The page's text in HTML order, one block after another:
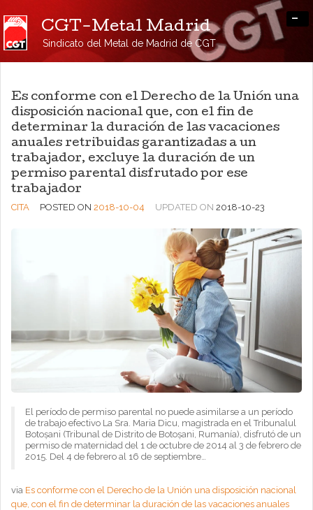
CGT-Metal Madrid
Sindicato del Metal de Madrid de CGT
-
Es conforme con el Derecho de la Unión una
disposición nacional que, con el fin de
determinar la duración de las vacaciones
anuales retribuidas garantizadas a un
trabajador, excluye la duración de un
permiso parental disfrutado por ese
trabajador
CITA POSTED ON 2018-10-04 UPDATED ON 2018-10-23
El período de permiso parental no puede asimilarse a un período
de trabajo efectivo La Sra. Maria Dicu, magistrada en el Tribunalul
Botoșani (Tribunal de Distrito de Botoșani, Rumanía), disfrutó de un
permiso de maternidad del 1 de octubre de 2014 al 3 de febrero de
2015. Del 4 de febrero al 16 de septiembre…
via Es conforme con el Derecho de la Unión una disposición nacional
que, con el fin de determinar la duración de las vacaciones anuales